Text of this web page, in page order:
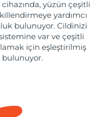
cihazında, yüzün çeşitli
yardımcı
bulunuyor. Cildinizi
var ve çeşitli
için eşleştirilmiş
bulunuyor.